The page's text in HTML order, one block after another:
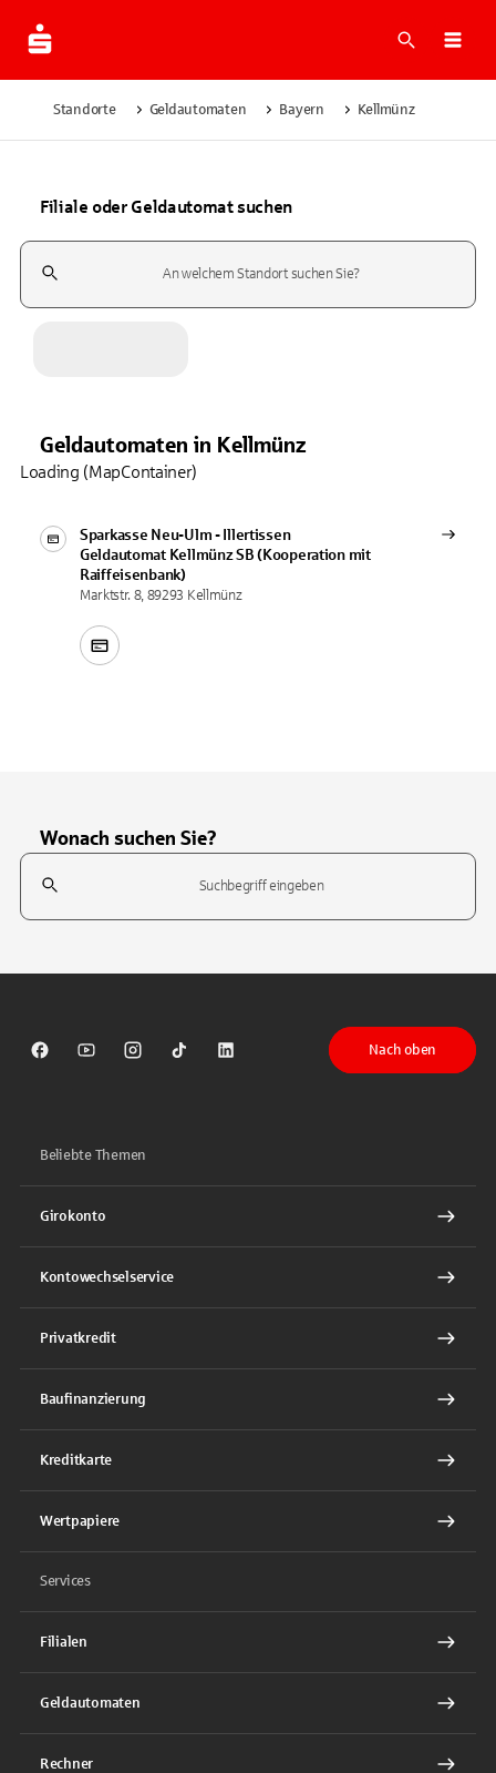
Suche
Standorte Geldautomaten Bayern Kellmünz
Filiale oder Geldautomat suchen
Suchfeld
Geldautomaten in Kellmünz
Sparkasse Neu-Ulm - Illertissen
Geldautomat Kellmünz SB (Kooperation mit
Raiffeisenbank)
Marktstr. 8, 89293 Kellmünz
Loading (MapContainer)
Wonach suchen Sie?
Suchfeld
Sparkasse auf Facebook
Sparkasse auf Youtube
Sparkasse auf Instagram
Sparkasse auf TikTok
Sparkasse auf LinkedIn
Nach oben
Beliebte Themen
Girokonto
Kontowechselservice
Privatkredit
Baufinanzierung
Kreditkarte
Wertpapiere
Services
Filialen
Geldautomaten
Rechner